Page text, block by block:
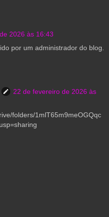
2026 às 16:43
por um administrador do blog.
22 de fevereiro de 2026 às
folders/1mlT65m9meOGQqc